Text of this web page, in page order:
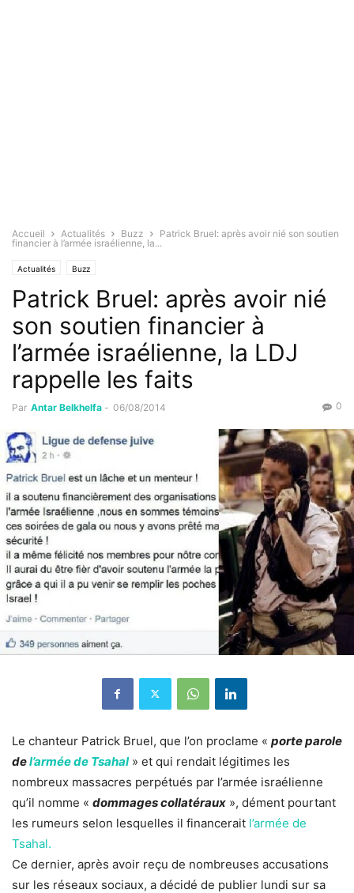
Accueil Actualités Buzz
Patrick Bruel: après avoir nié son soutien
financier à l’armée israélienne, la...
Actualités Buzz
Patrick Bruel: après avoir nié
son soutien financier à
l’armée israélienne, la LDJ
rappelle les faits
Par Antar Belkhelfa - 06/08/2014 0
Le chanteur Patrick Bruel, que l’on proclame « porte parole
del’armée de Tsahal » et qui rendait légitimes les
nombreux massacres perpétués par l’armée israélienne
qu’il nomme « dommages collatéraux », dément pourtant
les rumeurs selon lesquelles il financerait l’armée de
Tsahal.
Ce dernier, après avoir reçu de nombreuses accusations
sur les réseaux sociaux, a décidé de publier lundi sur sa